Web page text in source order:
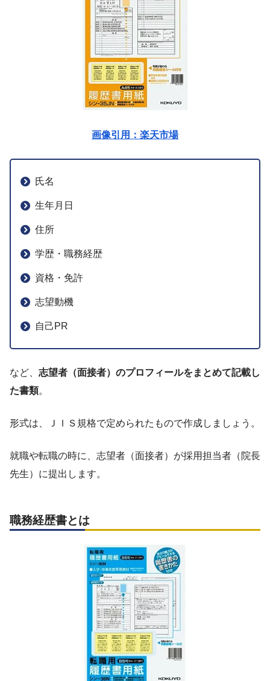
画像引用：楽天市場
氏名
生年月日
住所
学歴・職務経歴
資格・免許
志望動機
自己PR
など、 志望者（面接者）のプロフィールをまとめて記載し
た書類。
形式は、ＪＩＳ規格で定められたもので作成しましょう。
就職や転職の時に、志望者（面接者）が採用担当者（院長
先生）に提出します。
職務経歴書とは